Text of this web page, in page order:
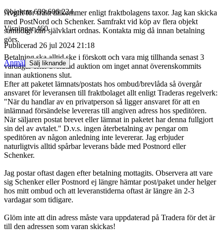
Avgift för frakt tillkommer enligt fraktbolagens taxor. Jag kan skicka
med PostNord och Schenker. Samfrakt vid köp av flera objekt
samtidigt kan självklart ordnas. Kontakta mig då innan betalning
görs.
Betalning ska alltid ske i förskott och vara mig tillhanda senast 3
vardagar efter avslutad auktion om inget annat överenskommits
innan auktionens slut.
Efter att paketet lämnats/postats hos ombud/brevlåda så övergår
ansvaret för leveransen till fraktbolaget allt enligt Traderas regelverk:
"När du handlar av en privatperson så ligger ansvaret för att en
inlämnad försändelse levereras till angiven adress hos speditören.
När säljaren postat brevet eller lämnat in paketet har denna fullgjort
sin del av avtalet." D.v.s. ingen återbetalning av pengar om
speditören av någon anledning inte levererar. Jag erbjuder
naturligtvis alltid spårbar leverans både med Postnord eller
Schenker.
Jag postar oftast dagen efter betalning mottagits. Observera att vare
sig Schenker eller Postnord ej längre hämtar post/paket under helger
hos mitt ombud och att leveranstiderna oftast är längre än 2-3
vardagar som tidigare.
Glöm inte att din adress måste vara uppdaterad på Tradera för det är
till den adressen som varan skickas!
Objektnr 639 606 224
Visningar 460
Publicerad 26 jul 2024 21:18
Anmäl Sälj liknande